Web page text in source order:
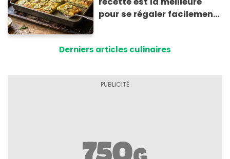
pour se régaler facilement
Derniers articles culinaires